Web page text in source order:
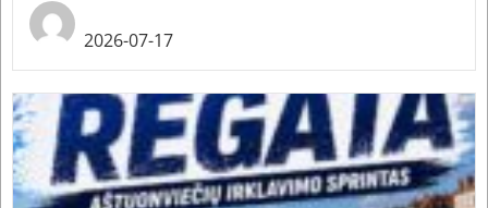
2026-07-17